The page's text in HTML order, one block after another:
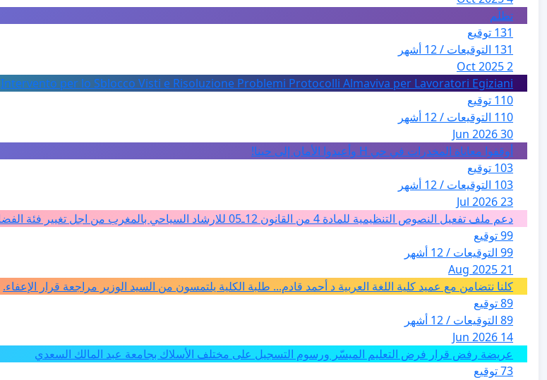
تظلّم
131 توقيع
131 التوقيعات / 12 أشهر
2 Oct 2025
Intervento per lo Sblocco Visti e Risoluzione Problemi Protocolli Almaviva per Lavoratori Egiziani
110 توقيع
110 التوقيعات / 12 أشهر
30 Jun 2026
أوقفوا معاناة المخدرات في حي H وأعيدوا الأمان إلى حينا!
103 توقيع
103 التوقيعات / 12 أشهر
23 Jul 2026
دعم ملف تفعيل النصوص التنظيمية للمادة 4 من القانون 12ـ05 للارشاد السياحي بالمغرب من اجل تغيير فئة الفضاءات الطبيعية الى فئة المدن والمدارات
99 توقيع
99 التوقيعات / 12 أشهر
21 Aug 2025
كلنا نتضامن مع عميد كلية اللغة العربية د أحمد قادم... طلبة الكلية يلتمسون من السيد الوزير مراجعة قرار الإعفاء.
89 توقيع
89 التوقيعات / 12 أشهر
14 Jun 2026
عريضة رفض قرار فرض التعليم الميسّر ورسوم التسجيل على مختلف الأسلاك بجامعة عبد المالك السعدي
73 توقيع